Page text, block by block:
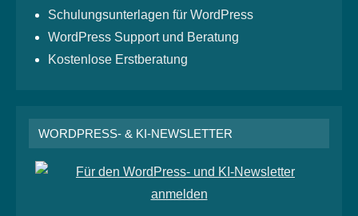
Schulungsunterlagen für WordPress
WordPress Support und Beratung
Kostenlose Erstberatung
WORDPRESS- & KI-NEWSLETTER